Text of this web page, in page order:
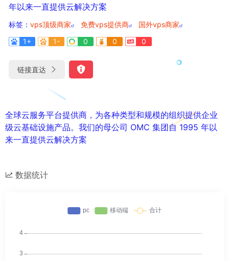
年以来一直提供云解决方案
标签： vps顶级商家 免费vps提供商
国外vps商家
1+
1- 0 0 0
链接直达
全球云服务平台提供商，为各种类型和规模的组织提供企业
级云基础设施产品。我们的母公司 OMC 集团自 1995 年以
来一直提供云解决方案
数据统计